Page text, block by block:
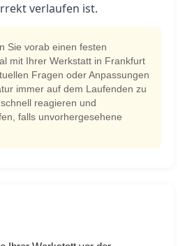
verlaufen ist.
Sie vorab einen festen
mit Ihrer Werkstatt in Frankfurt
Fragen oder Anpassungen
immer auf dem Laufenden zu
reagieren und
falls unvorhergesehene